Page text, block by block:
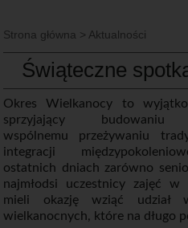
Strona główna > Aktualności
Świąteczne
Okres Wielkanocy to
sprzyjający budowaniu
wspólnemu przeżywaniu
integracji
ostatnich dniach zarówno
najmłodsi uczestnicy zajęć w
mieli okazję wziąć udział
wielkanocnych, które na długo